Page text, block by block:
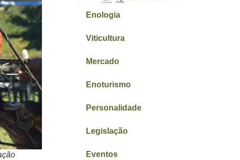
Enologia
Viticultura
Mercado
Enoturismo
Personalidade
Legislação
Eventos